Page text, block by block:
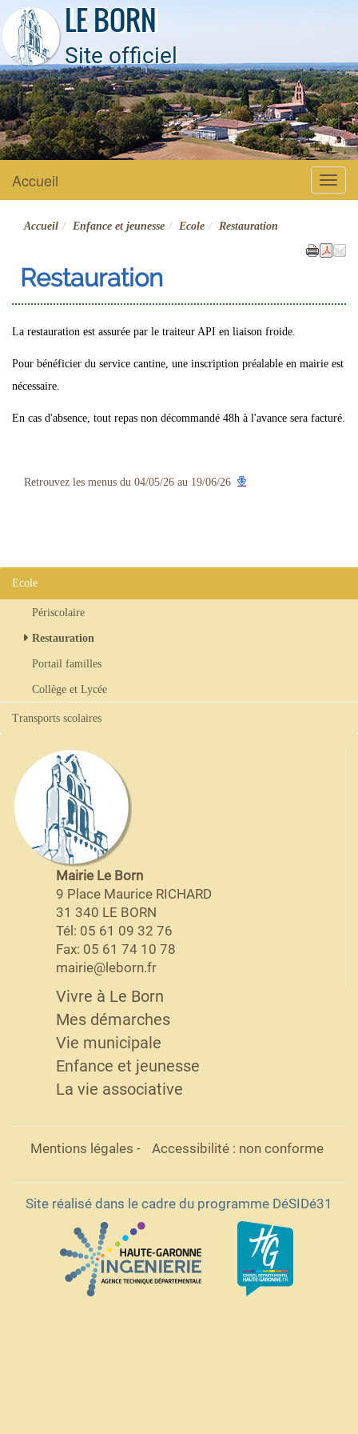
LE BORN
Site officiel
Menu
Accueil
Accueil Enfance et jeunesse Ecole Restauration
Restauration
La restauration est assurée par le traiteur API en liaison froide.
Pour bénéficier du service cantine, une inscription préalable en mairie est
nécessaire.
En cas d'absence, tout repas non décommandé 48h à l'avance sera facturé.
Retrouvez les menus du 04/05/26 au 19/06/26
Ecole
Périscolaire
Restauration
Portail familles
Collège et Lycée
Transports scolaires
Mairie Le Born
9 Place Maurice RICHARD
31 340 LE BORN
Tél: 05 61 09 32 76
Fax: 05 61 74 10 78
mairie@leborn.fr
Vivre à Le Born
Mes démarches
Vie municipale
Enfance et jeunesse
La vie associative
Mentions légales - Accessibilité : non conforme
Site réalisé dans le cadre du programme DéSIDé31